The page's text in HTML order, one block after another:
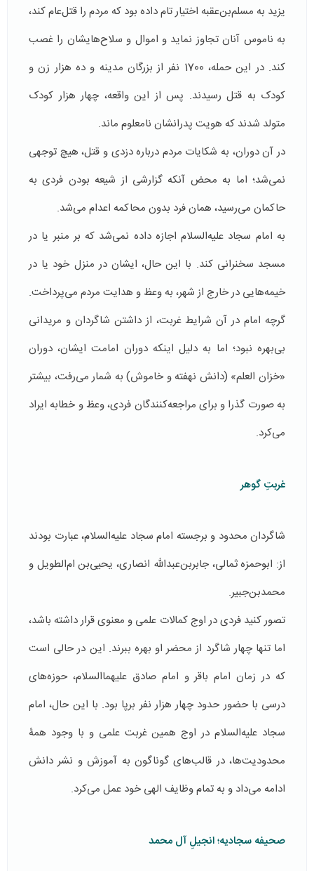
یزید به مسلم‌بن‌عقبه اختیار تام داده بود که مردم را قتل‌عام کند،
به ناموس آنان تجاوز نماید و اموال و سلاح‌هایشان را غصب
کند. در این حمله، 1700 نفر از بزرگان مدینه و ده هزار زن و
کودک به قتل رسیدند. پس از این واقعه، چهار هزار کودک
متولد شدند که هویت پدرانشان نامعلوم ماند.
در آن دوران، به شکایات مردم درباره دزدی و قتل، هیچ توجهی
نمی‌شد؛ اما به محض آنکه گزارشی از شیعه بودن فردی به
حاکمان می‌رسید، همان فرد بدون محاکمه اعدام می‌شد.
به امام سجاد علیه‌السلام اجازه داده نمی‌شد که بر منبر یا در
مسجد سخنرانی کند. با این حال، ایشان در منزل خود یا در
خیمه‌هایی در خارج از شهر، به وعظ و هدایت مردم می‌پرداخت.
گرچه امام در آن شرایط غربت، از داشتن شاگردان و مریدانی
بی‌بهره نبود؛ اما به دلیل اینکه دوران امامت ایشان، دوران
«خزان العلم» (دانش نهفته و خاموش) به شمار می‌رفت، بیشتر
به صورت گذرا و برای مراجعه‌کنندگان فردی، وعظ و خطابه ایراد
می‌کرد.
غربتِ گوهر
شاگردان محدود و برجسته امام سجاد علیه‌السلام، عبارت بودند
از: ابوحمزه ثمالی، جابر‌بن‌عبدالله انصاری، یحیی‌بن ام‌الطویل و
محمدبن‌جبیر.
تصور کنید فردی در اوج کمالات علمی و معنوی قرار داشته باشد،
اما تنها چهار شاگرد از محضر او بهره ببرند. این در حالی است
که در زمان امام باقر و امام صادق علیهما‌السلام، حوزه‌های
درسی با حضور حدود چهار هزار نفر برپا بود. با این حال، امام
سجاد علیه‌السلام در اوج همین غربت علمی و با وجود همۀ
محدودیت‌ها، در قالب‌های گوناگون به آموزش و نشر دانش
ادامه می‌داد و به تمام وظایف الهی خود عمل می‌کرد.
صحیفه سجادیه؛ انجیلِ آل محمد